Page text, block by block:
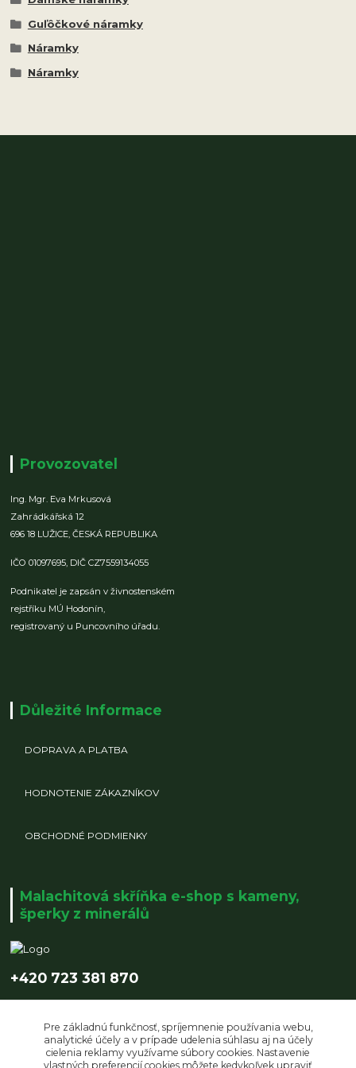
Guľôčkové náramky
Náramky
Náramky
Provozovatel
Ing. Mgr. Eva Mrkusová
Zahrádkářská 12
696 18 LUŽICE,ČESKÁ REPUBLIKA
IČO 01097695, DIČ CZ7559134055
Podnikatel je zapsán v živnostenském
rejstříku MÚ Hodonín,
registrovaný u Puncovního úřadu.
Důležité Informace
DOPRAVA A PLATBA
HODNOTENIE ZÁKAZNÍKOV
OBCHODNÉ PODMIENKY
Malachitová skříňka e-shop s kameny,
šperky z minerálů
+420 723 381 870
Pre základnú funkčnosť, spríjemnenie používania webu,
analytické účely a v prípade udelenia súhlasu aj na účely
cielenia reklamy využívame súbory cookies. Nastavenie
vlastných preferencií cookies môžete kedykoľvek upraviť